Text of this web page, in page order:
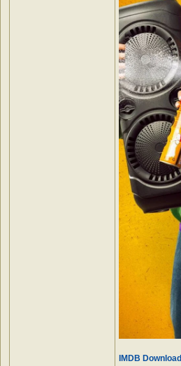
IMDB Download